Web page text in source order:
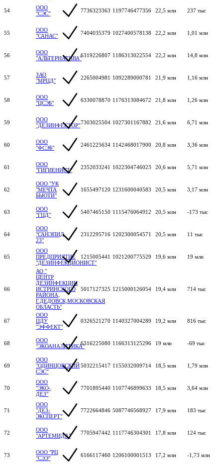
54
ООО
"СЭС"
7736323363 1197746477356 22,5 млн 237 тыс
55
ООО
"САНАС"
7404035379 1027400578138 22,2 млн 1,01 млн
56
ООО
"АЛЬТЕРНАТИВА"6319226807 1186313022554 22,2 млн 14,8 млн
57
ЗАО
"МРЦД"
2265004981 1092289000781 21,9 млн 1,16 млн
58
ООО
"ЦСЭБ"
6330078870 1176313084672 21,8 млн 1,26 млн
59
ООО
"ДЕЗИНФЕКТОР"7303025504 1027301167882 21,6 млн 6,71 млн
60
ООО
"ФСЭБ"
2461225634 1142468017900 20,8 млн 3,36 млн
61
ООО
"ГИГИЕНИСТ"
2352033241 1022304746023 20,6 млн 5,71 млн
62
ООО "УК
"МЕЧТА
БЬЮТИ"
1655497120 1231600040583 20,5 млн 3,17 млн
63
ООО
"ГЦД"
5407465150 1115476064912 20,5 млн -173 тыс
64
ООО
"САНЭПИД
23"
2312295716 1202300054571 20,5 млн 11 тыс
65
ООО
ПРЕДПРИЯТИЕ
"ДЕЗИНФЕКЦИОНИСТ"
1215005441 1021200775529 19,6 млн 19 млн
66
АО "
ЦЕНТР
ДЕЗИНФЕКЦИИ
ИСТРИНСКОГО
РАЙОНА,
Г.ДЕДОВСК,МОСКОВСКАЯ
ОБЛАСТЬ"
5017127325 1215000126054 19,4 млн 714 тыс
67
ООО
ЦДУ
"ЭФФЕКТ"
0326521270 1140327004289 19,2 млн 816 тыс
68
ООО
"ЭКОАНАЛИТИКА"6316225080 1166313125296 19 млн -69 тыс
69
ООО
"ОДИНЦОВСКИЙ
СЭС"
5032215417 1155032009714 18,5 млн 1,79 млн
70
ООО
"ЭКО-
ДЕЗ"
7701895440 1107746899633 18,5 млн 3,64 млн
71
ООО
"ДЕЗ-
ЭКСПЕРТ"
7722664846 5087746568927 17,9 млн 183 тыс
72
ООО
"АРТЕМИДА"
7705947442 1117746304301 17,8 млн 124 тыс
73
ООО "РЦ
"СЭЭ"
6166117460 1206100001513 17,2 млн -1,73 млн